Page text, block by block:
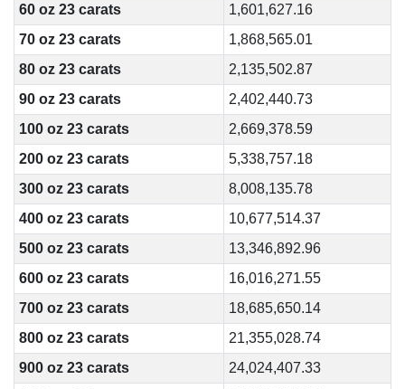
60 oz 23 carats
1,601,627.16
70 oz 23 carats
1,868,565.01
80 oz 23 carats
2,135,502.87
90 oz 23 carats
2,402,440.73
100 oz 23 carats
2,669,378.59
200 oz 23 carats
5,338,757.18
300 oz 23 carats
8,008,135.78
400 oz 23 carats
10,677,514.37
500 oz 23 carats
13,346,892.96
600 oz 23 carats
16,016,271.55
700 oz 23 carats
18,685,650.14
800 oz 23 carats
21,355,028.74
900 oz 23 carats
24,024,407.33